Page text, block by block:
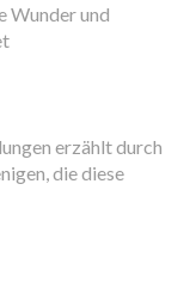
Wunder und
erzählt durch
die diese